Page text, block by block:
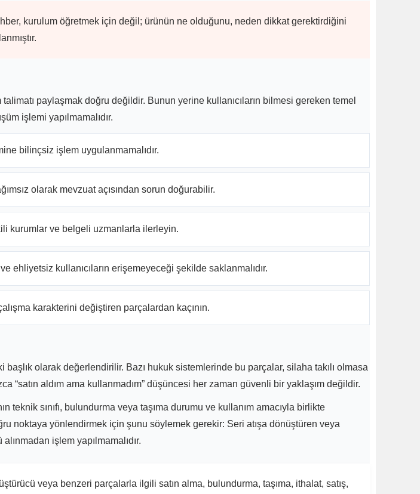
kurulum öğretmek için değil; ürünün ne olduğunu, neden dikkat gerektirdiğini
paylaşmak doğru değildir. Bunun yerine kullanıcıların bilmesi gereken temel
işlemi yapılmamalıdır.
bilinçsiz işlem uygulanmamalıdır.
olarak mevzuat açısından sorun doğurabilir.
kurumlar ve belgeli uzmanlarla ilerleyin.
ehliyetsiz kullanıcıların erişemeyeceği şekilde saklanmalıdır.
karakterini değiştiren parçalardan kaçının.
olarak değerlendirilir. Bazı hukuk sistemlerinde bu parçalar, silaha takılı olmasa
aldım ama kullanmadım” düşüncesi her zaman güvenli bir yaklaşım değildir.
teknik sınıfı, bulundurma veya taşıma durumu ve kullanım amacıyla birlikte
noktaya yönlendirmek için şunu söylemek gerekir: Seri atışa dönüştüren veya
işlem yapılmamalıdır.
veya benzeri parçalarla ilgili satın alma, bulundurma, taşıma, ithalat, satış,